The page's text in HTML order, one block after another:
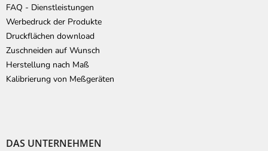
FAQ - Dienstleistungen
Werbedruck der Produkte
Druckflächen download
Zuschneiden auf Wunsch
Herstellung nach Maß
Kalibrierung von Meßgeräten
DAS UNTERNEHMEN